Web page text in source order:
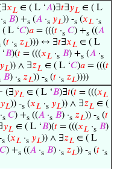
𝑥𝐿 ∈ ( L ‘𝐴)∃𝑡∃𝑦𝐿 ∈ ( L
·s 𝐵) +s (𝐴 ·s 𝑦𝐿)) -s (𝑥𝐿 ·s
L ‘𝐶)𝑎 = (((𝑡 ·s 𝐶) +s ((𝐴
(𝑡 ·s 𝑧𝐿))) ↔ ∃𝑡∃𝑥𝐿 ∈ ( L
𝐵)(𝑡 = (((𝑥𝐿 ·s 𝐵) +s (𝐴 ·s
𝑦𝐿)) ∧ ∃𝑧𝐿 ∈ ( L ‘𝐶)𝑎 = (((𝑡
𝐵) ·s 𝑧𝐿)) -s (𝑡 ·s 𝑧𝐿))))
(∃𝑦𝐿 ∈ ( L ‘𝐵)∃𝑡(𝑡 = (((𝑥𝐿
𝑦𝐿)) -s (𝑥𝐿 ·s 𝑦𝐿)) ∧ ∃𝑧𝐿 ∈ (
·s 𝐶) +s ((𝐴 ·s 𝐵) ·s 𝑧𝐿)) -s (𝑡
𝑦𝐿 ∈ ( L ‘𝐵)(𝑡 = (((𝑥𝐿 ·s 𝐵)
s (𝑥𝐿 ·s 𝑦𝐿)) ∧ ∃𝑧𝐿 ∈ ( L
𝐶) +s ((𝐴 ·s 𝐵) ·s 𝑧𝐿)) -s (𝑡 ·s